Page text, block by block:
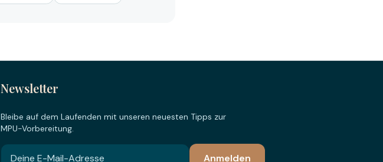
Newsletter
Bleibe auf dem Laufenden mit unseren neuesten Tipps zur
MPU-Vorbereitung.
Anmelden